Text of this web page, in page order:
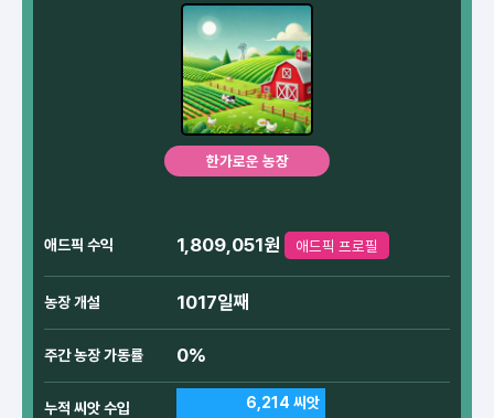
한가로운 농장
애드픽 수익 1,809,051원 애드픽 프로필
농장 개설 1017일째
주간 농장 가동률 0%
누적 씨앗 수입 6,214 씨앗